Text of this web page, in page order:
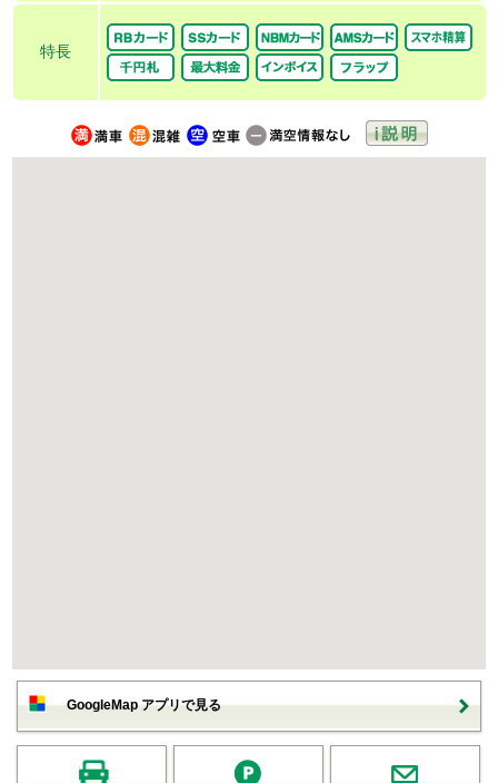
特長
GoogleMap アプリで見る